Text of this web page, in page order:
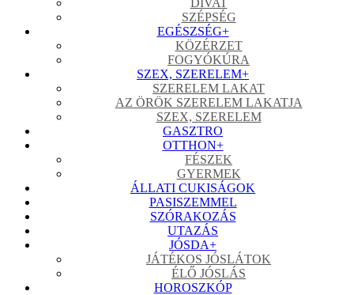
DIVAT
SZÉPSÉG
EGÉSZSÉG+
KÖZÉRZET
FOGYÓKÚRA
SZEX, SZERELEM+
SZERELEM LAKAT
AZ ÖRÖK SZERELEM LAKATJA
SZEX, SZERELEM
GASZTRO
OTTHON+
FÉSZEK
GYERMEK
ÁLLATI CUKISÁGOK
PASISZEMMEL
SZÓRAKOZÁS
UTAZÁS
JÓSDA+
JÁTÉKOS JÓSLÁTOK
ÉLŐ JÓSLÁS
HOROSZKÓP